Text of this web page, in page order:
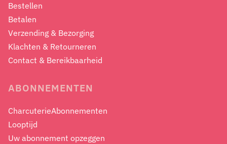
Bestellen
Betalen
Verzending & Bezorging
Klachten & Retourneren
Contact & Bereikbaarheid
ABONNEMENTEN
CharcuterieAbonnementen
Looptijd
Uw abonnement opzeggen